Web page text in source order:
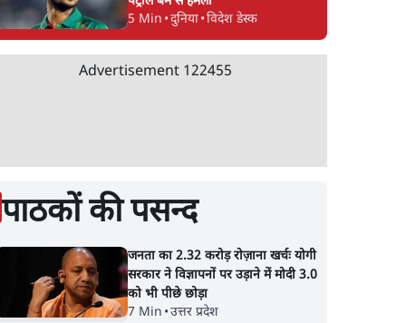
5 Min •दुनिया•विदेश डेस्क
Advertisement 122455
पाठकों की पसन्द
जनता का 2.32 करोड़ रोज़ाना खर्चः योगी
सरकार ने विज्ञापनों पर उड़ाने में मोदी 3.0
को भी पीछे छोड़ा
7 Min •उत्तर प्रदेश